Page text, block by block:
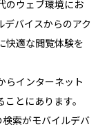
のウェブ環境にお
バイスからのアク
快適な閲覧体験を
らインターネット
とにあります。
索がモバイルデバ